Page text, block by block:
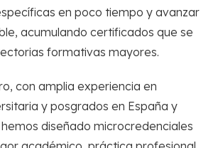
en poco tiempo y avanzar
acumulando certificados que se
formativas mayores.
con amplia experiencia en
y posgrados en España y
diseñado microcredenciales